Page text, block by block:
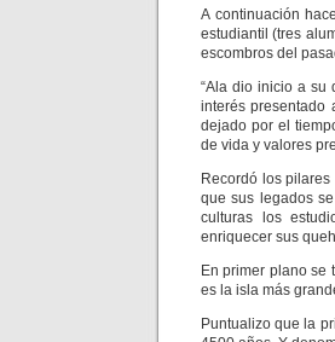
A continuación
estudiantil (tres
escombros del
“Ala dio inicio a su
interés presentado
dejado por el
de vida y valores
Recordó los
que sus legados
culturas los
enriquecer sus
En primer plano se
es la isla más
Puntualizo que la